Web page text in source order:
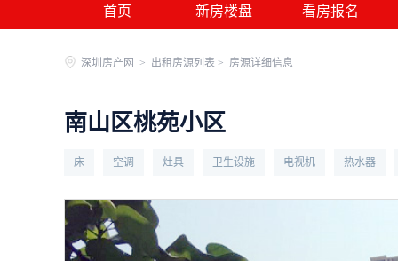
首页 新房楼盘 看房报名
深圳房产网 > 出租房源列表 > 房源详细信息
南山区桃苑小区
床 空调 灶具 卫生设施 电视机 热水器